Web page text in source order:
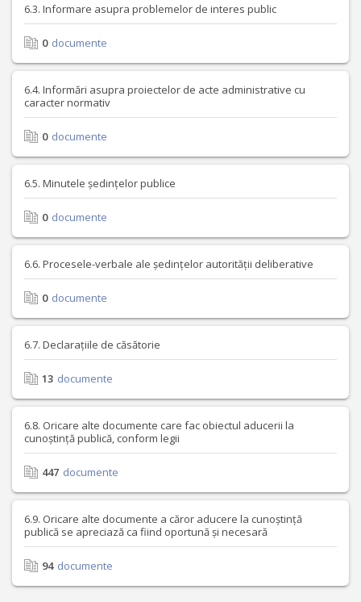
6.3. Informare asupra problemelor de interes public
0 documente
6.4. Informări asupra proiectelor de acte administrative cu
caracter normativ
0 documente
6.5. Minutele ședințelor publice
0 documente
6.6. Procesele-verbale ale ședințelor autorității deliberative
0 documente
6.7. Declarațiile de căsătorie
13 documente
6.8. Oricare alte documente care fac obiectul aducerii la
cunoștință publică, conform legii
447 documente
6.9. Oricare alte documente a căror aducere la cunoștință
publică se apreciază ca fiind oportună și necesară
94 documente